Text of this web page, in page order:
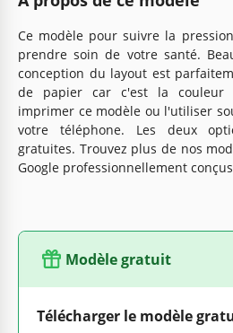
Ce modèle pour suivre la
prendre soin de votre santé.
conception du layout est
de papier car c'est la couleur
imprimer ce modèle ou l'utiliser
votre téléphone. Les deux
gratuites. Trouvez plus de nos
Google professionnellement conçus
Modèle gratuit
Télécharger le modèle